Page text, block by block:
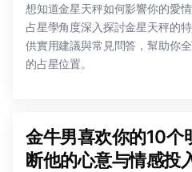
想知道金星天秤如何影響你的愛
占星學角度深入探討金星天秤的
供實用建議與常見問答，幫助你
的占星位置。
金牛男喜欢你的10个
断他的心意与情感投